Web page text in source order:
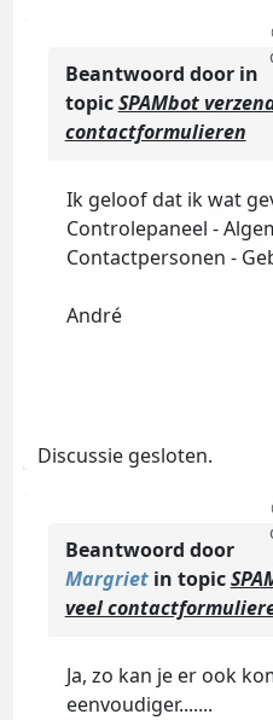
Beantwoord door in
topicSPAMbot
contactformulieren
Ik geloof dat ik wat
Controlepaneel -
Contactpersonen -
André
Discussie gesloten.
Beantwoord door
Margrietin topic
veel
Ja, zo kan je er ook
eenvoudiger.......